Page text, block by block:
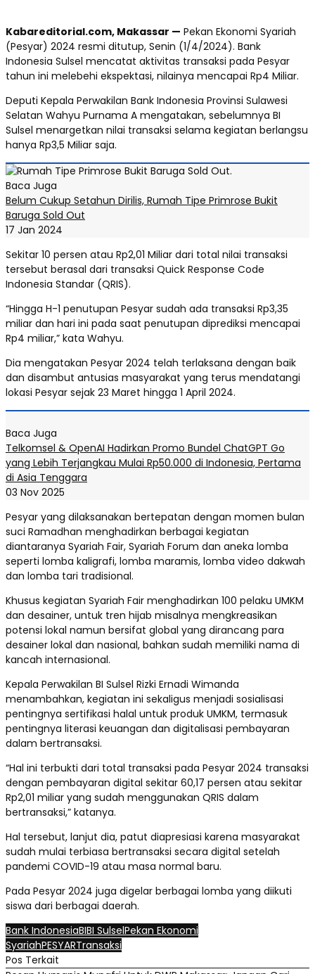
Kabareditorial.com, Makassar — Pekan Ekonomi Syariah
(Pesyar) 2024 resmi ditutup, Senin (1/4/2024). Bank
Indonesia Sulsel mencatat aktivitas transaksi pada Pesyar
tahun ini melebehi ekspektasi, nilainya mencapai Rp4 Miliar.
Deputi Kepala Perwakilan Bank Indonesia Provinsi Sulawesi
Selatan Wahyu Purnama A mengatakan, sebelumnya BI
Sulsel menargetkan nilai transaksi selama kegiatan berlangsu
hanya Rp3,5 Miliar saja.
Baca Juga
Belum Cukup Setahun Dirilis, Rumah Tipe Primrose Bukit
Baruga Sold Out
17 Jan 2024
Sekitar 10 persen atau Rp2,01 Miliar dari total nilai transaksi
tersebut berasal dari transaksi Quick Response Code
Indonesia Standar (QRIS).
“Hingga H-1 penutupan Pesyar sudah ada transaksi Rp3,35
miliar dan hari ini pada saat penutupan diprediksi mencapai
Rp4 miliar,” kata Wahyu.
Dia mengatakan Pesyar 2024 telah terlaksana dengan baik
dan disambut antusias masyarakat yang terus mendatangi
lokasi Pesyar sejak 23 Maret hingga 1 April 2024.
Baca Juga
Telkomsel & OpenAI Hadirkan Promo Bundel ChatGPT Go
yang Lebih Terjangkau Mulai Rp50.000 di Indonesia, Pertama
di Asia Tenggara
03 Nov 2025
Pesyar yang dilaksanakan bertepatan dengan momen bulan
suci Ramadhan menghadirkan berbagai kegiatan
diantaranya Syariah Fair, Syariah Forum dan aneka lomba
seperti lomba kaligrafi, lomba maramis, lomba video dakwah
dan lomba tari tradisional.
Khusus kegiatan Syariah Fair menghadirkan 100 pelaku UMKM
dan desainer, untuk tren hijab misalnya mengkreasikan
potensi lokal namun bersifat global yang dirancang para
desainer lokal dan nasional, bahkan sudah memiliki nama di
kancah internasional.
Kepala Perwakilan BI Sulsel Rizki Ernadi Wimanda
menambahkan, kegiatan ini sekaligus menjadi sosialisasi
pentingnya sertifikasi halal untuk produk UMKM, termasuk
pentingnya literasi keuangan dan digitalisasi pembayaran
dalam bertransaksi.
“Hal ini terbukti dari total transaksi pada Pesyar 2024 transaksi
dengan pembayaran digital sekitar 60,17 persen atau sekitar
Rp2,01 miliar yang sudah menggunakan QRIS dalam
bertransaksi,” katanya.
Hal tersebut, lanjut dia, patut diapresiasi karena masyarakat
sudah mulai terbiasa bertransaksi secara digital setelah
pandemi COVID-19 atau masa normal baru.
Pada Pesyar 2024 juga digelar berbagai lomba yang diikuti
siswa dari berbagai daerah.
Bank IndonesiaBIBI SulselPekan Ekonomi
SyariahPESYARTransaksi
Pos Terkait